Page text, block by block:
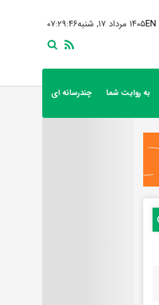
۰۷:۲۹:۴۸ ۱۴۰۵ مرداد ۱۷, شنبهEN
به روایت شما چندرسانه ای